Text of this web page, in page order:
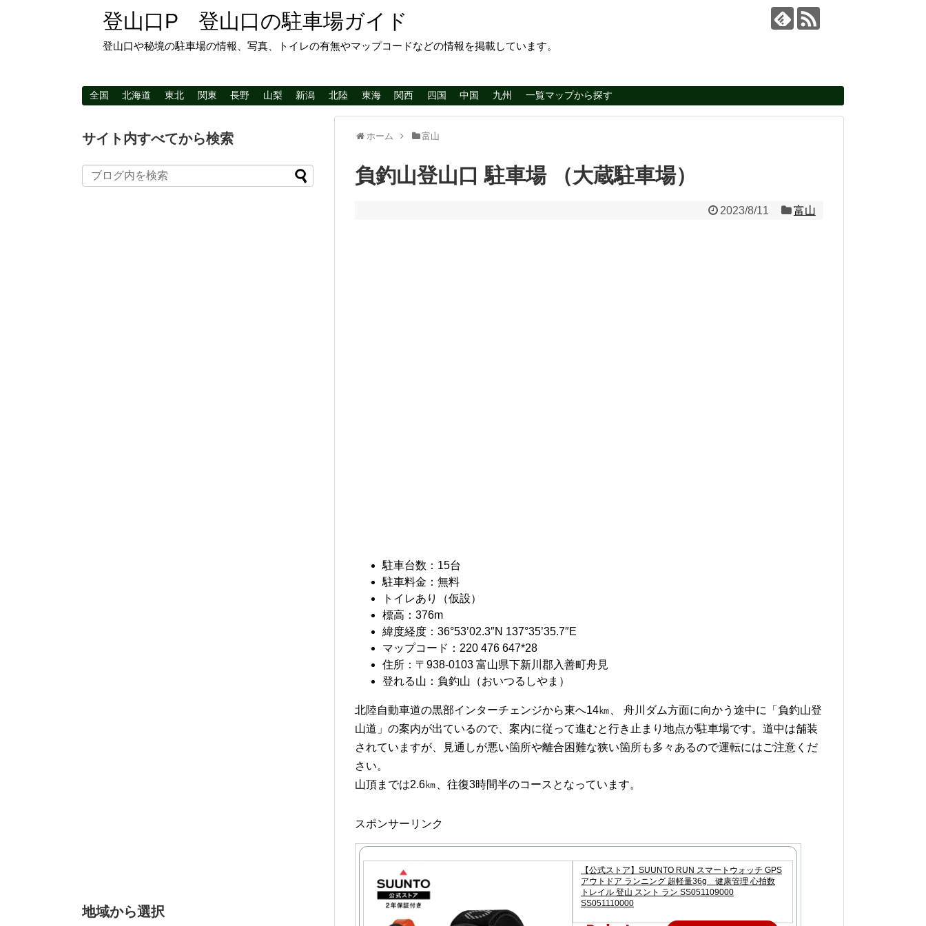
登山口P 登山口の駐車場ガイド
登山口や秘境の駐車場の情報、写真、トイレの有無やマップコードなどの情報を掲載しています。
全国 北海道 東北 関東 長野 山梨 新潟 北陸 東海 関西 四国 中国 九州 一覧マップから探す
ホーム 富山
負釣山登山口 駐車場 （大蔵駐車場）
2023/8/11 富山
駐車台数：15台
駐車料金：無料
トイレあり（仮設）
標高：376m
緯度経度：36°53’02.3″N 137°35’35.7″E
マップコード：220 476 647*28
住所：〒938-0103 富山県下新川郡入善町舟見
登れる山：負釣山（おいつるしやま）
北陸自動車道の黒部インターチェンジから東へ14㎞、 舟川ダム方面に向かう途中に「負釣山登
山道 」の案内が出ているので、案内に従って進むと行き止まり地点が駐車場です。道中は舗装
されていますが、見通しが悪い箇所や離合困難な狭い箇所も多々あるので運転にはご注意くだ
さい。
山頂までは2.6㎞、往復3時間半のコースとなっています。
スポンサーリンク
【公式ストア】SUUNTO RUN スマートウォッチ GPS
アウトドア ランニング 超軽量36g 健康管理 心拍数
トレイル 登山 スント ラン SS051109000
SS051110000
サイト内すべてから検索
地域から選択